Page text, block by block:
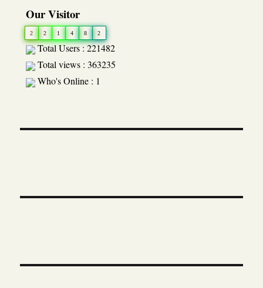
Our Visitor
2 2 1 4 8 2
Total Users : 221482
Total views : 363235
Who's Online : 1